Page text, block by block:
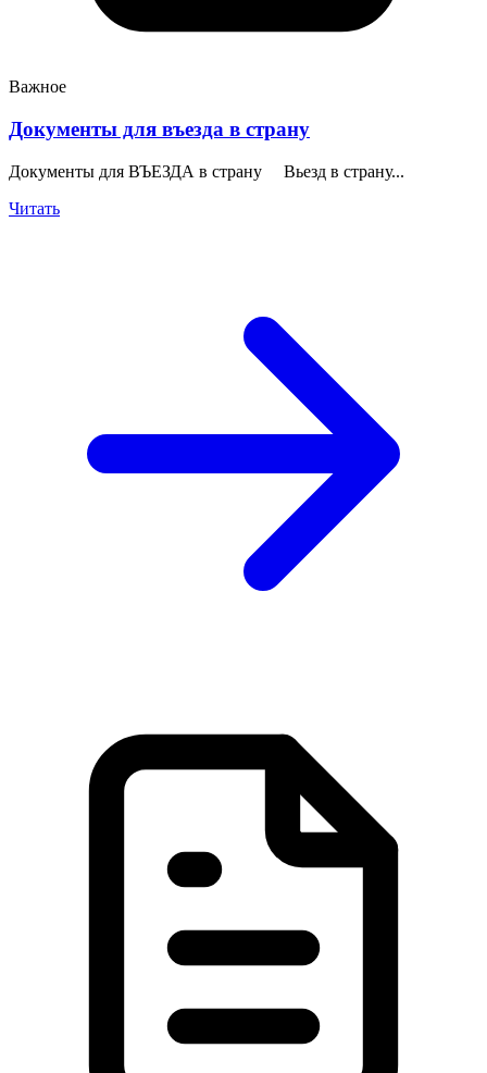
Важное
Документы для въезда в страну
Документы для ВЪЕЗДА в страну Вьезд в страну...
Читать